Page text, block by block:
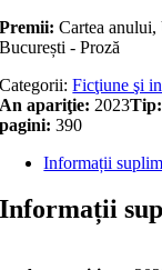
Premii: Cartea
București - Proză
Categorii:Ficţiune şi
An apariţie: 2023Tip:
pagini: 390
Informații
Informații